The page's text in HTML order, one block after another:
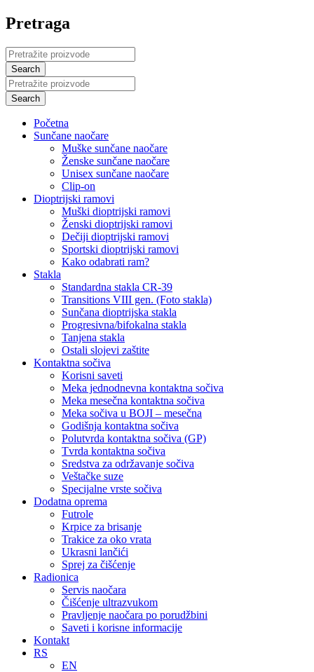
Pretraga
Početna
Sunčane naočare
Muške sunčane naočare
Ženske sunčane naočare
Unisex sunčane naočare
Clip-on
Dioptrijski ramovi
Muški dioptrijski ramovi
Ženski dioptrijski ramovi
Dečiji dioptrijski ramovi
Sportski dioptrijski ramovi
Kako odabrati ram?
Stakla
Standardna stakla CR-39
Transitions VIII gen. (Foto stakla)
Sunčana dioptrijska stakla
Progresivna/bifokalna stakla
Tanjena stakla
Ostali slojevi zaštite
Kontaktna sočiva
Korisni saveti
Meka jednodnevna kontaktna sočiva
Meka mesečna kontaktna sočiva
Meka sočiva u BOJI – mesečna
Godišnja kontaktna sočiva
Polutvrda kontaktna sočiva (GP)
Tvrda kontaktna sočiva
Sredstva za održavanje sočiva
Veštačke suze
Specijalne vrste sočiva
Dodatna oprema
Futrole
Krpice za brisanje
Trakice za oko vrata
Ukrasni lančići
Sprej za čišćenje
Radionica
Servis naočara
Čišćenje ultrazvukom
Pravljenje naočara po porudžbini
Saveti i korisne informacije
Kontakt
RS
EN